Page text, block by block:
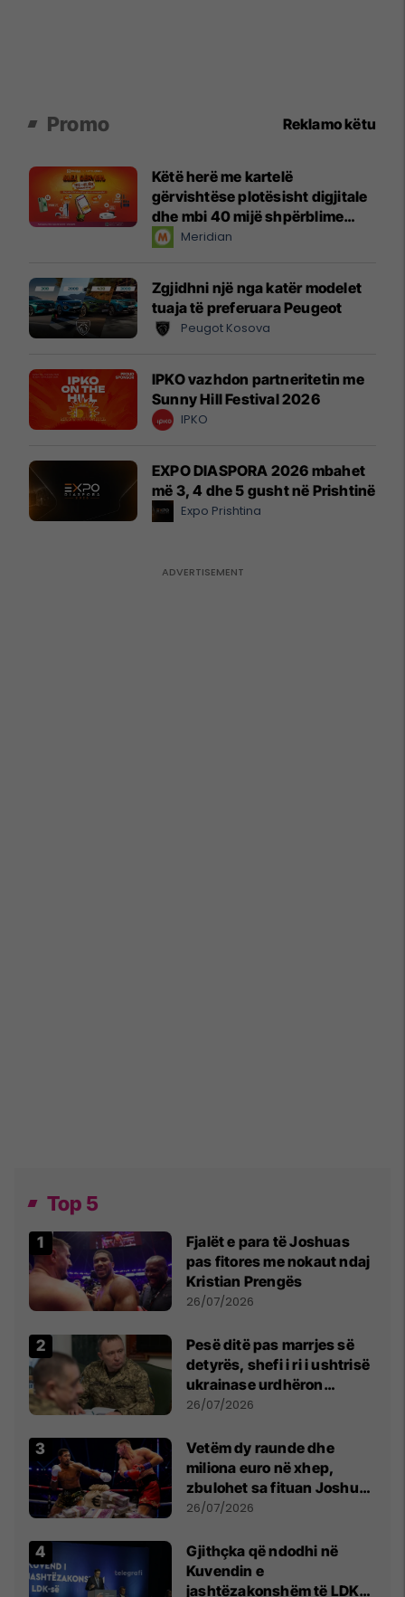
Promo Reklamo këtu
Këtë herë me kartelë
gërvishtëse plotësisht digjitale
dhe mbi 40 mijë shpërblime
instant!Meridian
Zgjidhni një nga katër modelet
tuaja të preferuara Peugeot
Peugot Kosova
IPKO vazhdon partneritetin me
Sunny Hill Festival 2026
IPKO
EXPO DIASPORA 2026 mbahet
më 3, 4 dhe 5 gusht në Prishtinë
Expo Prishtina
Top 5
Fjalët e para të Joshuas
pas fitores me nokaut ndaj
Kristian Prengës
26/07/2026
Pesë ditë pas marrjes së
detyrës, shefi i ri i ushtrisë
ukrainase urdhëron
kontroll të madh
26/07/2026
Vetëm dy raunde dhe
miliona euro në xhep,
zbulohet sa fituan Joshua
e Prenga
26/07/2026
Gjithçka që ndodhi në
Kuvendin e
jashtëzakonshëm të LDK-